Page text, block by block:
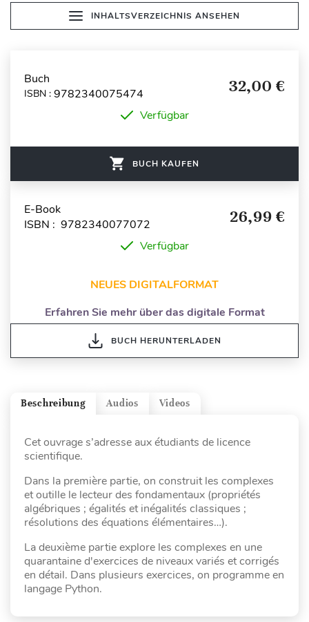
INHALTSVERZEICHNIS ANSEHEN
Buch
ISBN : 9782340075474 32,00 €
Verfügbar
BUCH KAUFEN
E-Book
ISBN : 9782340077072
26,99 €
Verfügbar
NEUES DIGITALFORMAT
Erfahren Sie mehr über das digitale Format
BUCH HERUNTERLADEN
Videos
Audios
Beschreibung
Cet ouvrage s’adresse aux étudiants de licence
scientifique.
Dans la première partie, on construit les complexes
et outille le lecteur des fondamentaux (propriétés
algébriques ; égalités et inégalités classiques ;
résolutions des équations élémentaires…).
La deuxième partie explore les complexes en une
quarantaine d'exercices de niveaux variés et corrigés
en détail. Dans plusieurs exercices, on programme en
langage Python.